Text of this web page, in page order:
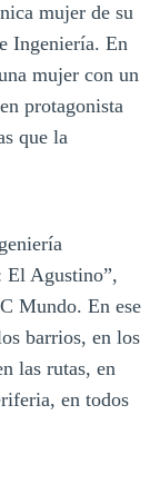
mujer de su
Ingeniería. En
mujer con un
protagonista
que la
Agustino”,
Mundo. En ese
barrios, en los
las rutas, en
en todos